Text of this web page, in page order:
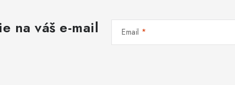
d
na váš e-mail Email